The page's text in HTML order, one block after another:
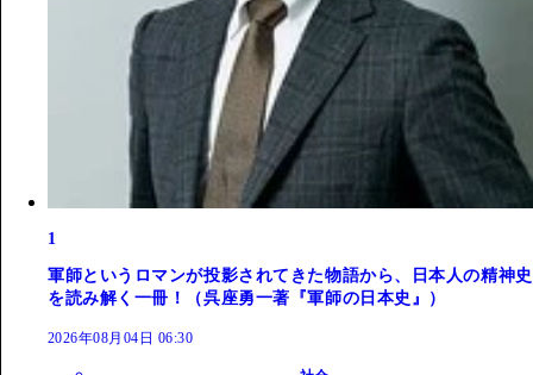
1
軍師というロマンが投影されてきた物語から、日本人の精神史
を読み解く一冊！（呉座勇一著『軍師の日本史』）
2026年08月04日 06:30